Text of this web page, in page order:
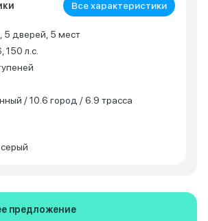
Все характеристики
5 дверей, 5 мест
150 л.с.
/ 10.6 город / 6.9 трасса
предложение